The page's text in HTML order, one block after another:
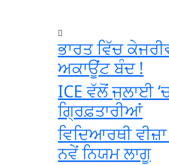
ਭਾਰਤ ਵਿੱਚ
ਅਕਾਊਂਟ ਬੰਦ !
ICE ਵੱਲੋਂ ਜੁਲਾਈ
ਗ੍ਰਿਫ਼ਤਾਰੀਆਂ
ਵਿਦਿਆਰਥੀ
ਨਵੇਂ ਨਿਯਮ ਲਾਗੂ